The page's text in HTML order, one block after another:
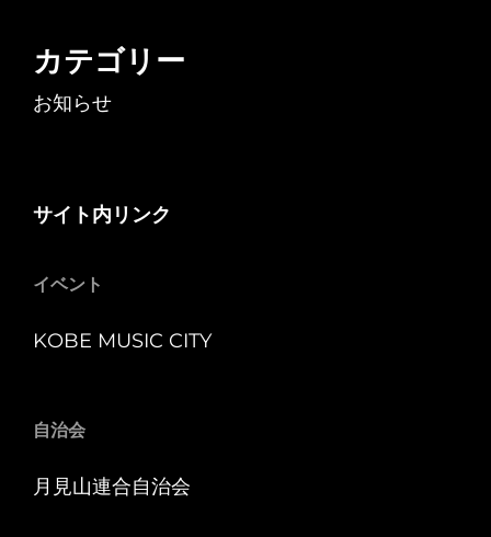
カテゴリー
お知らせ
サイト内リンク
イベント
KOBE MUSIC CITY
自治会
月見山連合自治会